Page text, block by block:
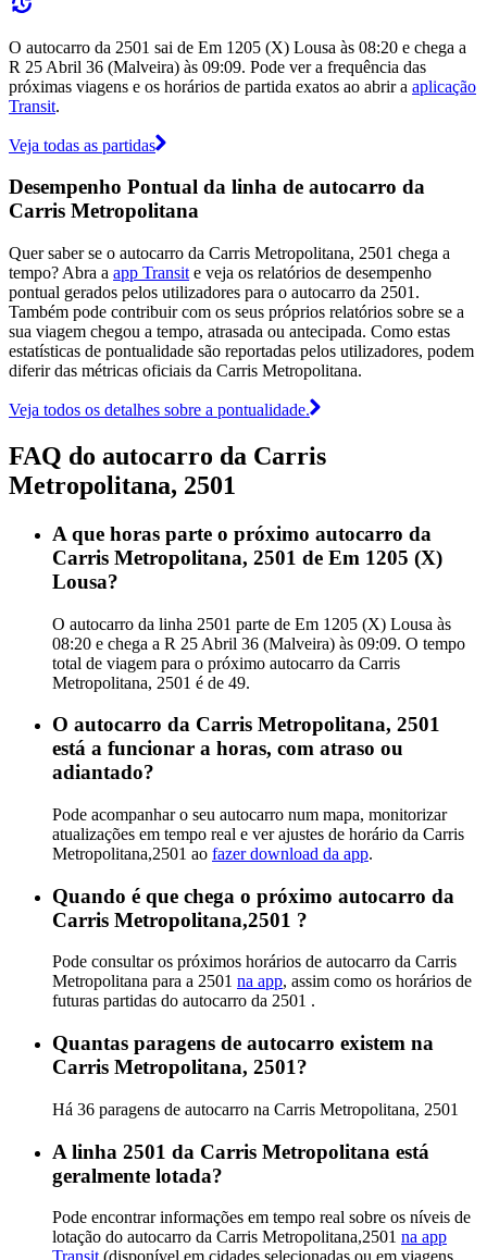
O autocarro da 2501 sai de Em 1205 (X) Lousa às 08:20 e chega a
R 25 Abril 36 (Malveira) às 09:09. Pode ver a frequência das
próximas viagens e os horários de partida exatos ao abrir a aplicação
Transit.
Veja todas as partidas
Desempenho Pontual da linha de autocarro da
Carris Metropolitana
Quer saber se o autocarro da Carris Metropolitana, 2501 chega a
tempo? Abra a app Transit e veja os relatórios de desempenho
pontual gerados pelos utilizadores para o autocarro da 2501.
Também pode contribuir com os seus próprios relatórios sobre se a
sua viagem chegou a tempo, atrasada ou antecipada. Como estas
estatísticas de pontualidade são reportadas pelos utilizadores, podem
diferir das métricas oficiais da Carris Metropolitana.
Veja todos os detalhes sobre a pontualidade.
FAQ do autocarro da Carris
Metropolitana, 2501
A que horas parte o próximo autocarro da
Carris Metropolitana, 2501 de Em 1205 (X)
Lousa?
O autocarro da linha 2501 parte de Em 1205 (X) Lousa às
08:20 e chega a R 25 Abril 36 (Malveira) às 09:09. O tempo
total de viagem para o próximo autocarro da Carris
Metropolitana, 2501 é de 49.
O autocarro da Carris Metropolitana, 2501
está a funcionar a horas, com atraso ou
adiantado?
Pode acompanhar o seu autocarro num mapa, monitorizar
atualizações em tempo real e ver ajustes de horário da Carris
Metropolitana,2501 ao fazer download da app.
Quando é que chega o próximo autocarro da
Carris Metropolitana,2501 ?
Pode consultar os próximos horários de autocarro da Carris
Metropolitana para a 2501 na app, assim como os horários de
futuras partidas do autocarro da 2501 .
Quantas paragens de autocarro existem na
Carris Metropolitana, 2501?
Há 36 paragens de autocarro na Carris Metropolitana, 2501
A linha 2501 da Carris Metropolitana está
geralmente lotada?
Pode encontrar informações em tempo real sobre os níveis de
lotação do autocarro da Carris Metropolitana,2501 na app